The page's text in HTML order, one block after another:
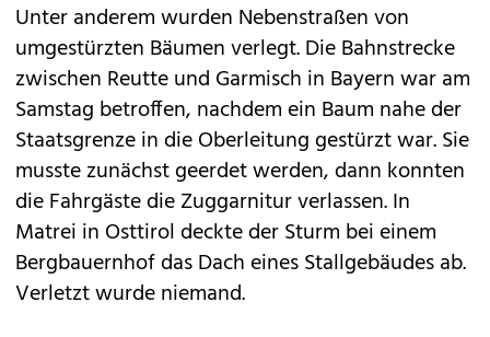
Unter anderem wurden Nebenstraßen von
umgestürzten Bäumen verlegt. Die Bahnstrecke
zwischen Reutte und Garmisch in Bayern war am
Samstag betroffen, nachdem ein Baum nahe der
Staatsgrenze in die Oberleitung gestürzt war. Sie
musste zunächst geerdet werden, dann konnten
die Fahrgäste die Zuggarnitur verlassen. In
Matrei in Osttirol deckte der Sturm bei einem
Bergbauernhof das Dach eines Stallgebäudes ab.
Verletzt wurde niemand.